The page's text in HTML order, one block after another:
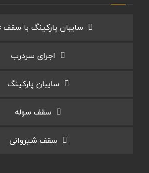
سایبان پارکینگ با سقف Upvc
اجرای سردرب
سایبان پارکینگ
سقف سوله
سقف شیروانی